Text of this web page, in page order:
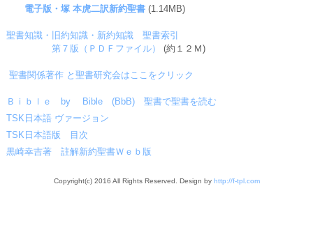
電子版・塚 本虎二訳新約聖書(1.14MB)
聖書知識・旧約知識・新約知識 聖書索引
第７版（ＰＤＦファイル）
(約１２Ｍ)
聖書関係著作 と聖書研究会はここをクリック
Ｂｉｂｌｅ by Bible (BbB) 聖書で聖書を読む
TSK日本語 ヴァージョン
TSK日本語版 目次
黒崎幸吉著 註解新約聖書Ｗｅｂ版
Copyright(c) 2016 All Rights Reserved. Design by http://f-tpl.com